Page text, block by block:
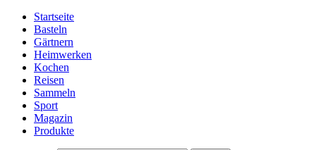
Startseite
Basteln
Gärtnern
Heimwerken
Kochen
Reisen
Sammeln
Sport
Magazin
Produkte